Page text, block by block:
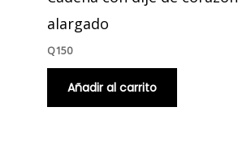
alargado
Q150
Añadir al carrito